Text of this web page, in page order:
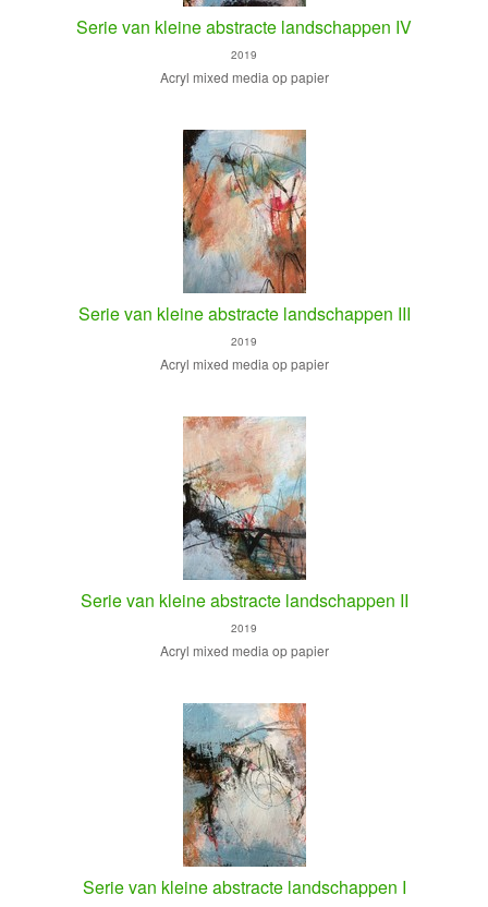
Serie van kleine abstracte landschappen IV
2019
Acryl mixed media op papier
Serie van kleine abstracte landschappen III
2019
Acryl mixed media op papier
Serie van kleine abstracte landschappen II
2019
Acryl mixed media op papier
Serie van kleine abstracte landschappen I